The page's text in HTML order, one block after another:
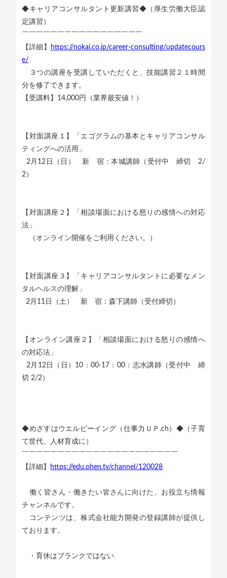
◆キャリアコンサルタント更新講習◆（厚生労働大臣認
定講習）
￣￣￣￣￣￣￣￣￣￣￣￣￣￣￣￣￣
【詳細】
https://nokai.co.jp/career-consulting/updatecours
e/
３つの講座を受講していただくと、技能講習２１時間
分を修了できます。
【受講料】14,000円（業界最安値！）
【対面講座１】「エゴグラムの基本とキャリアコンサル
ティングへの活用」
2月12日（日） 新 宿：本城講師（受付中 締切 2/
2）
【対面講座２】「相談場面における怒りの感情への対応
法」
（オンライン開催をご利用ください。）
【対面講座３】「キャリアコンサルタントに必要なメン
タルヘルスの理解」
2月11日（土） 新 宿：森下講師（受付締切）
【オンライン講座２】「相談場面における怒りの感情へ
の対応法」
2月12日（日）10：00-17：00：志水講師（受付中 締
切 2/2）
◆めざすはウエルビーイング（仕事力ＵＰ.ch）◆（子育
て世代、人材育成に）
￣￣￣￣￣￣￣￣￣￣￣￣￣￣￣￣￣￣￣￣￣￣
【詳細】
https://edu.ohen.tv/channel/120028
働く皆さん・働きたい皆さんに向けた、お役立ち情報
チャンネルです。
コンテンツは、株式会社能力開発の登録講師が提供し
ております。
・育休はブランクではない